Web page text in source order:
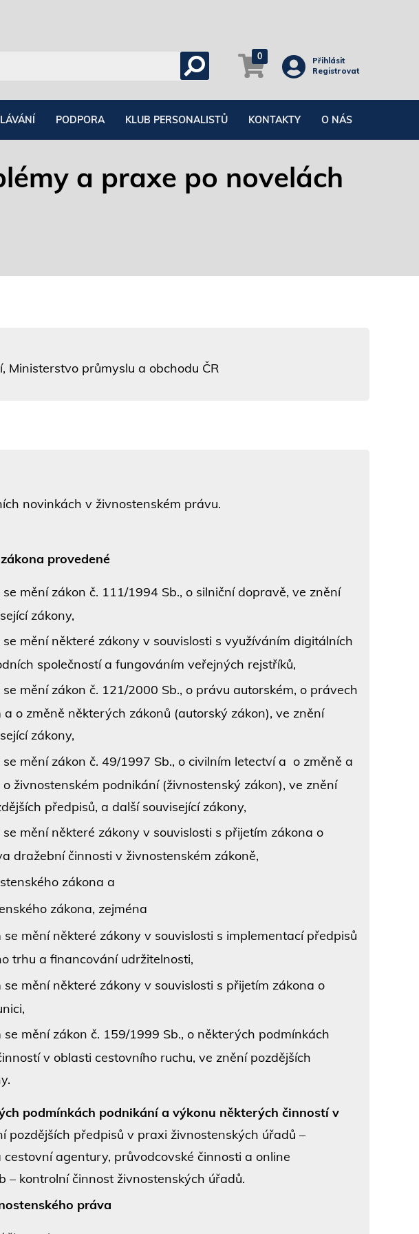
0
Přihlásit
Registrovat
PODPORA KLUB PERSONALISTŮ KONTAKTY O NÁS
a praxe po novelách
Ministerstvo průmyslu a obchodu ČR
novinkách v živnostenském právu.
provedené
mění zákon č. 111/1994 Sb., o silniční dopravě, ve znění
zákony,
mění některé zákony v souvislosti s využíváním digitálních
společností a fungováním veřejných rejstříků,
mění zákon č. 121/2000 Sb., o právu autorském, o právech
o změně některých zákonů (autorský zákon), ve znění
zákony,
mění zákon č. 49/1997 Sb., o civilním letectví a o změně a
živnostenském podnikání (živnostenský zákon), ve znění
předpisů, a další související zákony,
mění některé zákony v souvislosti s přijetím zákona o
dražební činnosti v živnostenském zákoně,
zákona a
zákona, zejména
mění některé zákony v souvislosti s implementací předpisů
trhu a financování udržitelnosti,
mění některé zákony v souvislosti s přijetím zákona o
mění zákon č. 159/1999 Sb., o některých podmínkách
v oblasti cestovního ruchu, ve znění pozdějších
podmínkách podnikání a výkonu některých činností v
pozdějších předpisů v praxi živnostenských úřadů –
agentury, průvodcovské činnosti a online
– kontrolní činnost živnostenských úřadů.
práva